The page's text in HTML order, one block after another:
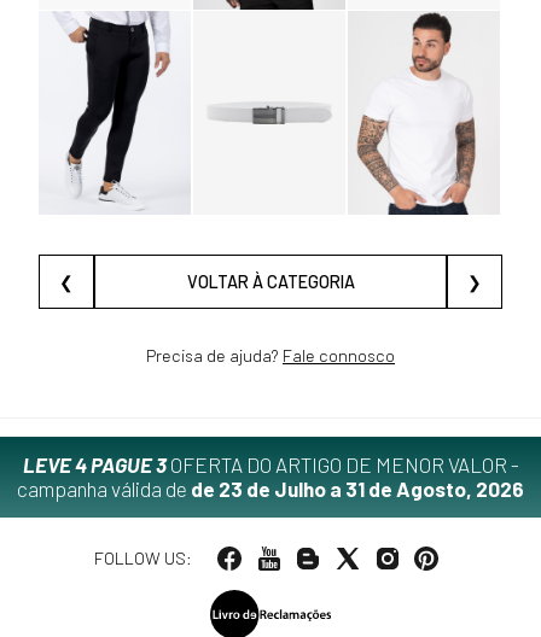
❮ VOLTAR À CATEGORIA ❯
Precisa de ajuda? Fale connosco
LEVE 4 PAGUE 3OFERTA DO ARTIGO DE MENOR VALOR -
campanha válida de de 23 de Julho a 31 de Agosto, 2026
FOLLOW US: